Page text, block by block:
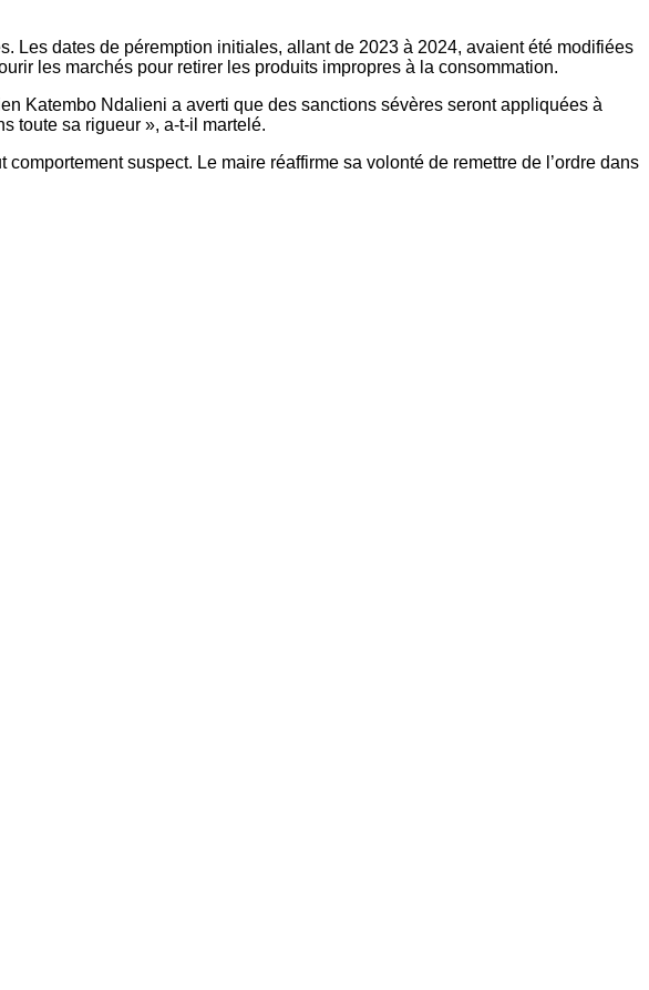
Les dates de péremption initiales, allant de 2023 à 2024, avaient été modifiées
les marchés pour retirer les produits impropres à la consommation.
Katembo Ndalieni a averti que des sanctions sévères seront appliquées à
toute sa rigueur », a-t-il martelé.
suspect. Le maire réaffirme sa volonté de remettre de l’ordre dans